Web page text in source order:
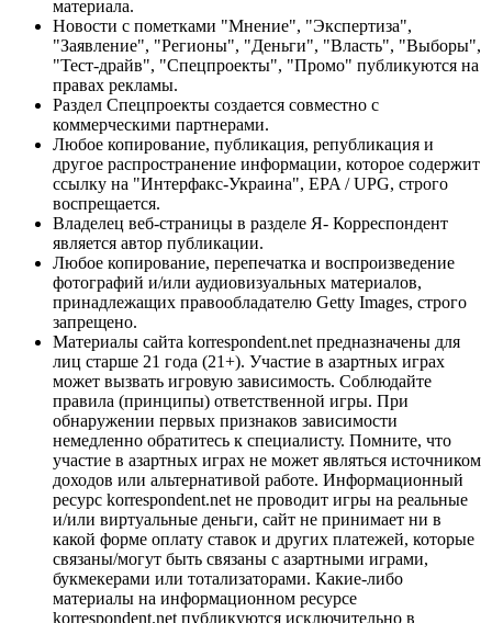
материала.
Новости с пометками "Мнение", "Экспертиза",
"Заявление", "Регионы", "Деньги", "Власть", "Выборы",
"Тест-драйв", "Спецпроекты", "Промо" публикуются на
правах рекламы.
Раздел Спецпроекты создается совместно с
коммерческими партнерами.
Любое копирование, публикация, републикация и
другое распространение информации, которое содержит
ссылку на "Интерфакс-Украина", EPA / UPG, строго
воспрещается.
Владелец веб-страницы в разделе Я- Корреспондент
является автор публикации.
Любое копирование, перепечатка и воспроизведение
фотографий и/или аудиовизуальных материалов,
принадлежащих правообладателю Getty Images, строго
запрещено.
Материалы сайта korrespondent.net предназначены для
лиц старше 21 года (21+). Участие в азартных играх
может вызвать игровую зависимость. Соблюдайте
правила (принципы) ответственной игры. При
обнаружении первых признаков зависимости
немедленно обратитесь к специалисту. Помните, что
участие в азартных играх не может являться источником
доходов или альтернативой работе. Информационный
ресурс korrespondent.net не проводит игры на реальные
и/или виртуальные деньги, сайт не принимает ни в
какой форме оплату ставок и других платежей, которые
связаны/могут быть связаны с азартными играми,
букмекерами или тотализаторами. Какие-либо
материалы на информационном ресурсе
korrespondent.net публикуются исключительно в